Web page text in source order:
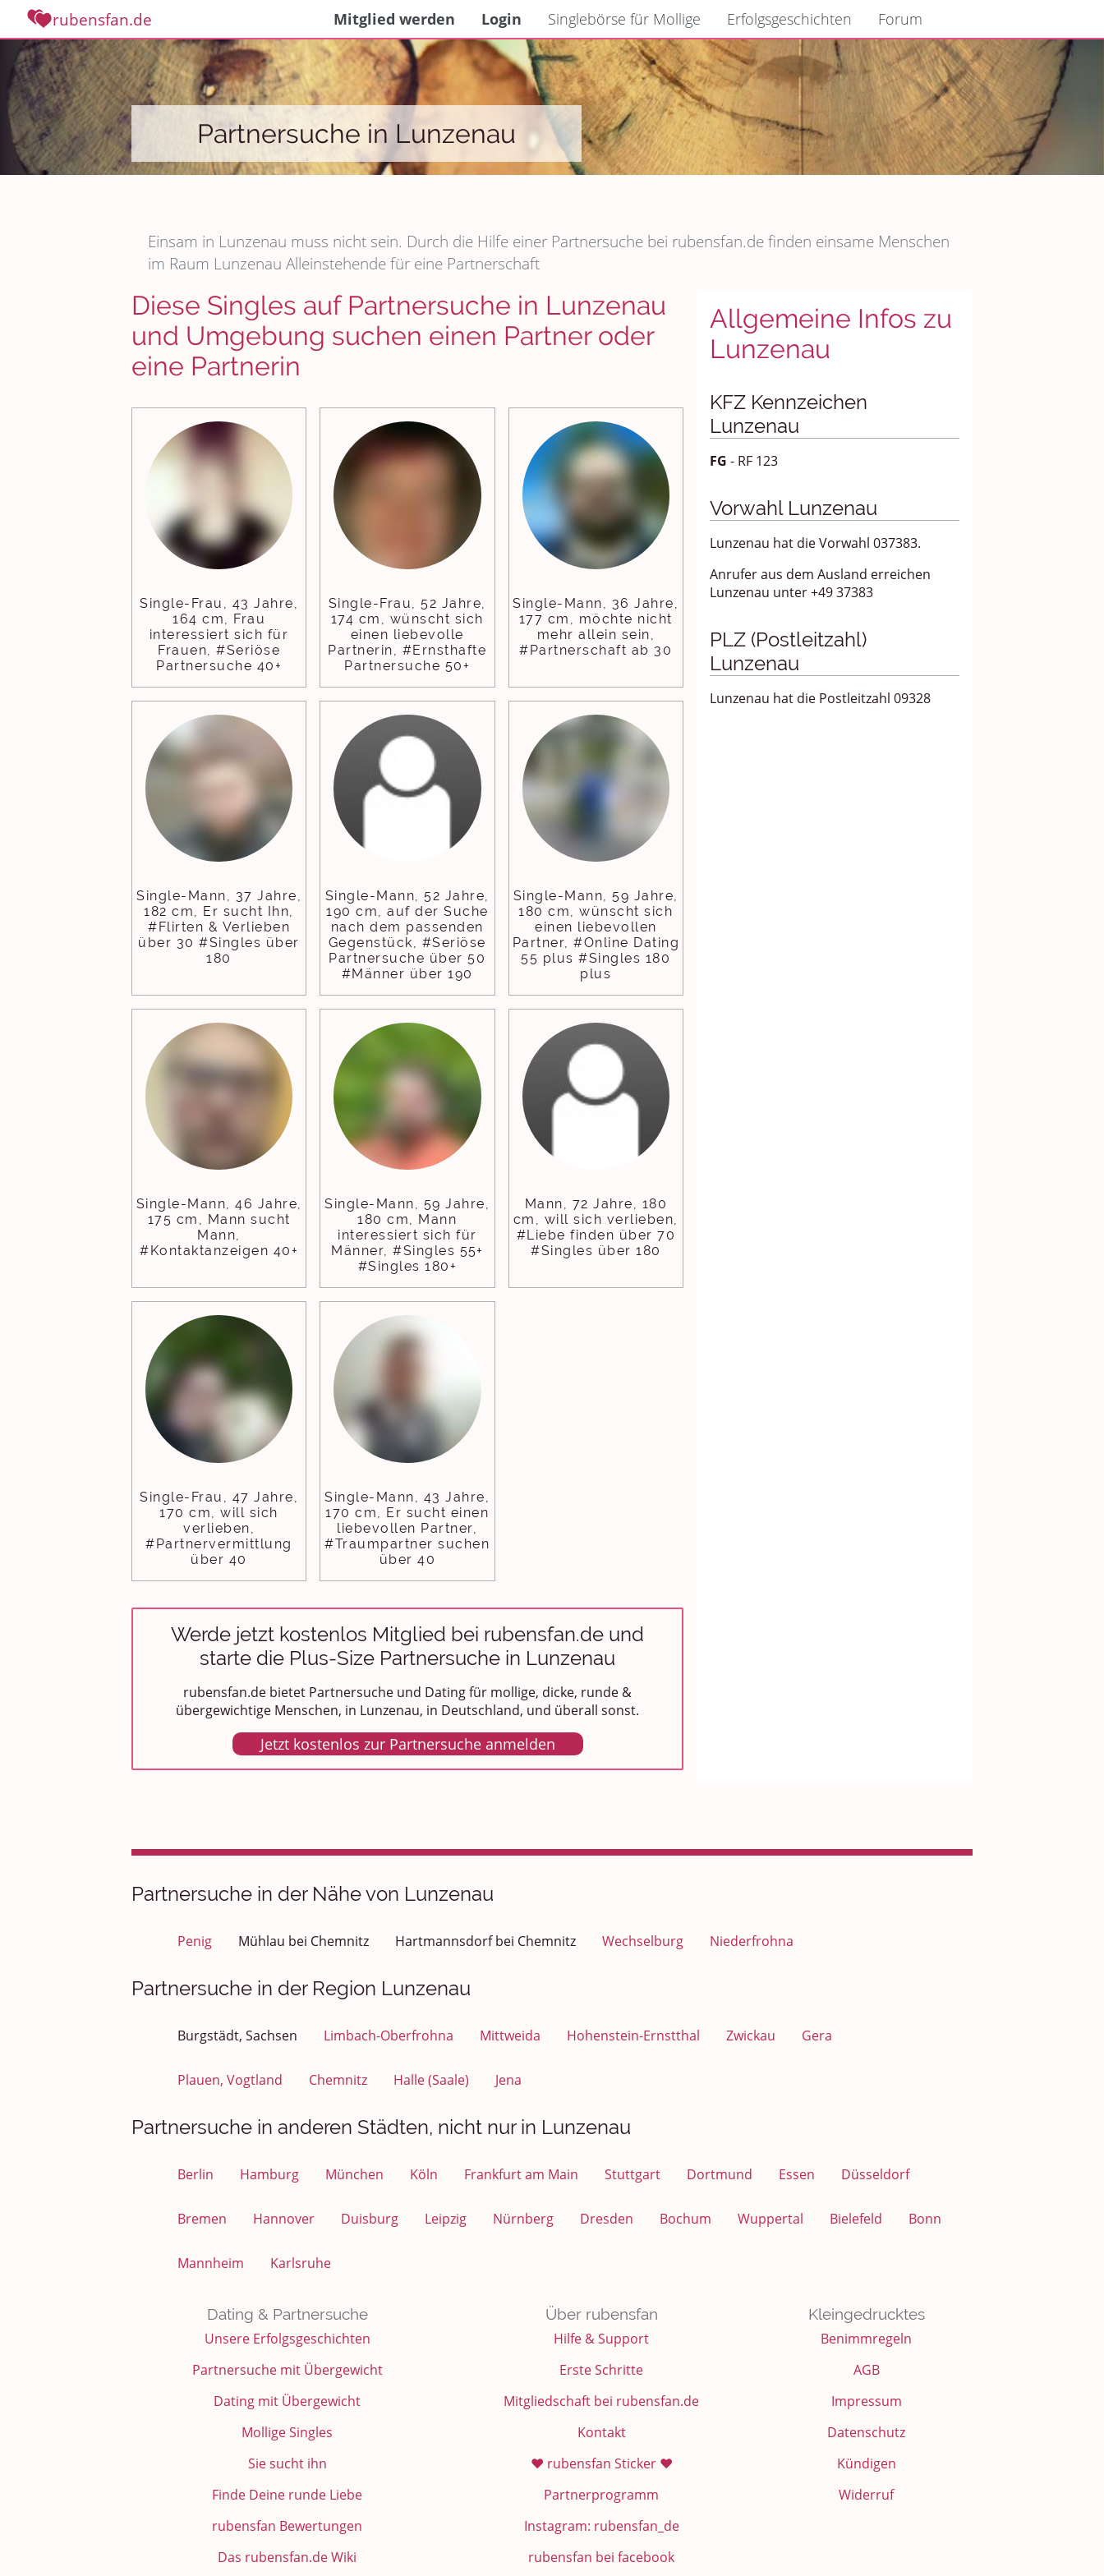
rubensfan.de Mitglied werden Login Singlebörse für Mollige Erfolgsgeschichten Forum
Partnersuche in Lunzenau
Einsam in Lunzenau muss nicht sein. Durch die Hilfe einer Partnersuche bei rubensfan.de finden einsame Menschen
im Raum Lunzenau Alleinstehende für eine Partnerschaft
Diese Singles auf Partnersuche in Lunzenau
und Umgebung suchen einen Partner oder
eine Partnerin
Single-Frau, 43 Jahre,
164 cm, Frau
interessiert sich für
Frauen, #Seriöse
Partnersuche 40+
Single-Frau, 52 Jahre,
174 cm, wünscht sich
einen liebevolle
Partnerin, #Ernsthafte
Partnersuche 50+
Single-Mann, 36 Jahre,
177 cm, möchte nicht
mehr allein sein,
#Partnerschaft ab 30
Single-Mann, 37 Jahre,
182 cm, Er sucht Ihn,
#Flirten & Verlieben
über 30 #Singles über
180
Single-Mann, 52 Jahre,
190 cm, auf der Suche
nach dem passenden
Gegenstück, #Seriöse
Partnersuche über 50
#Männer über 190
Single-Mann, 59 Jahre,
180 cm, wünscht sich
einen liebevollen
Partner, #Online Dating
55 plus #Singles 180
plus
Single-Mann, 46 Jahre,
175 cm, Mann sucht
Mann,
#Kontaktanzeigen 40+
Single-Mann, 59 Jahre,
180 cm, Mann
interessiert sich für
Männer, #Singles 55+
#Singles 180+
Mann, 72 Jahre, 180
cm, will sich verlieben,
#Liebe finden über 70
#Singles über 180
Single-Frau, 47 Jahre,
170 cm, will sich
verlieben,
#Partnervermittlung
über 40
Single-Mann, 43 Jahre,
170 cm, Er sucht einen
liebevollen Partner,
#Traumpartner suchen
über 40
Werde jetzt kostenlos Mitglied bei rubensfan.de und
starte die Plus-Size Partnersuche in Lunzenau
rubensfan.de bietet Partnersuche und Dating für mollige, dicke, runde &
übergewichtige Menschen, in Lunzenau, in Deutschland, und überall sonst.
Jetzt kostenlos zur Partnersuche anmelden
Allgemeine Infos zu
Lunzenau
KFZ Kennzeichen
Lunzenau
FG - RF 123
Vorwahl Lunzenau
Lunzenau hat die Vorwahl 037383.
Anrufer aus dem Ausland erreichen
Lunzenau unter +49 37383
PLZ (Postleitzahl)
Lunzenau
Lunzenau hat die Postleitzahl 09328
Partnersuche in der Nähe von Lunzenau
Penig Mühlau bei Chemnitz Hartmannsdorf bei Chemnitz Wechselburg Niederfrohna
Partnersuche in der Region Lunzenau
Burgstädt, Sachsen Limbach-Oberfrohna Mittweida Hohenstein-Ernstthal Zwickau Gera
Plauen, Vogtland Chemnitz Halle (Saale) Jena
Partnersuche in anderen Städten, nicht nur in Lunzenau
Berlin Hamburg München Köln Frankfurt am Main Stuttgart Dortmund Essen Düsseldorf
Bremen Hannover Duisburg Leipzig Nürnberg Dresden Bochum Wuppertal Bielefeld Bonn
Mannheim Karlsruhe
Dating & Partnersuche
Unsere Erfolgsgeschichten
Partnersuche mit Übergewicht
Dating mit Übergewicht
Mollige Singles
Sie sucht ihn
Finde Deine runde Liebe
rubensfan Bewertungen
Das rubensfan.de Wiki
Über rubensfan
Hilfe & Support
Erste Schritte
Mitgliedschaft bei rubensfan.de
Kontakt
❤️ rubensfan Sticker ❤️
Partnerprogramm
Instagram: rubensfan_de
rubensfan bei facebook
Kleingedrucktes
Benimmregeln
AGB
Impressum
Datenschutz
Kündigen
Widerruf